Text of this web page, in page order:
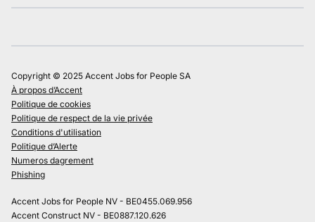
Copyright © 2025 Accent Jobs for People SA
À propos d’Accent
Politique de cookies
Politique de respect de la vie privée
Conditions d'utilisation
Politique d’Alerte
Numeros dagrement
Phishing
Accent Jobs for People NV - BE0455.069.956
Accent Construct NV - BE0887.120.626